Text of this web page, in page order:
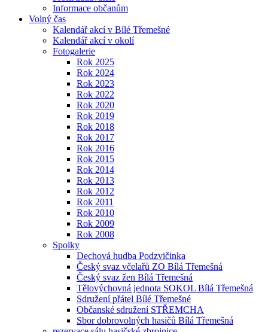
Informace občanům
Volný čas
Kalendář akcí v Bílé Třemešné
Kalendář akcí v okolí
Fotogalerie
Rok 2025
Rok 2024
Rok 2023
Rok 2022
Rok 2020
Rok 2019
Rok 2018
Rok 2017
Rok 2016
Rok 2015
Rok 2014
Rok 2013
Rok 2012
Rok 2011
Rok 2010
Rok 2009
Rok 2008
Spolky
Dechová hudba Podzvičinka
Český svaz včelařů ZO Bílá Třemešná
Český svaz žen Bílá Třemešná
Tělovýchovná jednota SOKOL Bílá Třemešná
Sdružení přátel Bílé Třemešné
Občanské sdružení STŘEMCHA
Sbor dobrovolných hasičů Bílá Třemešná